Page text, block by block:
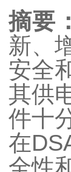
摘要
新、
安全
其供
件十
在